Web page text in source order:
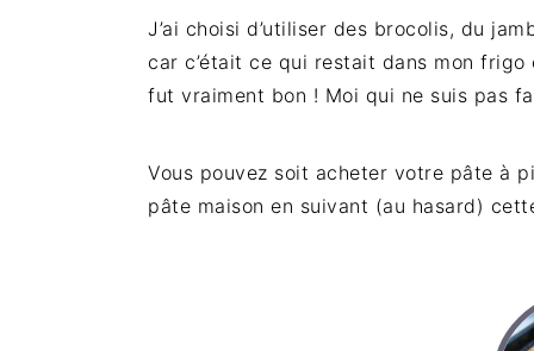
J’ai choisi d’utiliser des brocolis, du
car c’était ce qui restait dans mon
fut vraiment bon ! Moi qui ne suis pas
Vous pouvez soit acheter votre pâte à
pâte maison en suivant (au hasard)